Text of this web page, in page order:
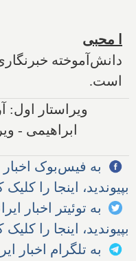
ا محبی
دانش‌آموخته
است.
ویراستار اول:
ابراهیمی -
به فیس‌بوک اخبار
بپیوندید، اینجا را کلیک
به توئیتر اخبار
بپیوندید، اینجا را کلیک
به تلگرام اخبار